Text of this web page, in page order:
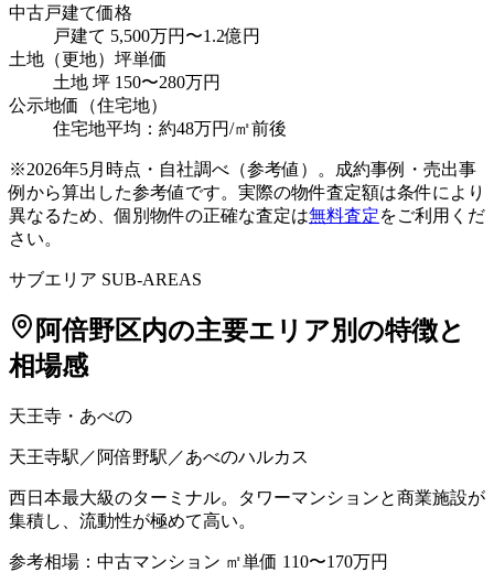
中古戸建て価格
戸建て 5,500万円〜1.2億円
土地（更地）坪単価
土地 坪 150〜280万円
公示地価（住宅地）
住宅地平均：約48万円/㎡前後
※2026年5月時点・自社調べ（参考値）
。成約事例・売出事
例から算出した参考値です。実際の物件査定額は条件により
異なるため、個別物件の正確な査定は無料査定をご利用くだ
さい。
サブエリア SUB-AREAS
阿倍野区内の主要エリア別の特徴と
相場感
天王寺・あべの
天王寺駅／阿倍野駅／あべのハルカス
西日本最大級のターミナル。タワーマンションと商業施設が
集積し、流動性が極めて高い。
参考相場： 中古マンション ㎡単価 110〜170万円